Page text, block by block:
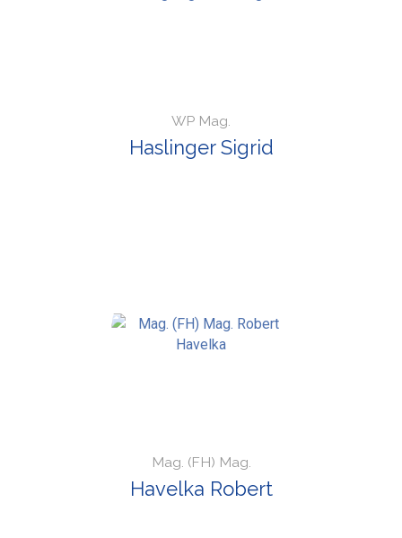
WP Mag.
Haslinger Sigrid
Mag. (FH) Mag.
Havelka Robert